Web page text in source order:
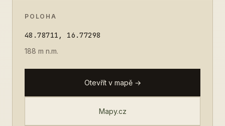
POLOHA
48.78711, 16.77298
188 m n.m.
Otevřít v mapě →
Mapy.cz